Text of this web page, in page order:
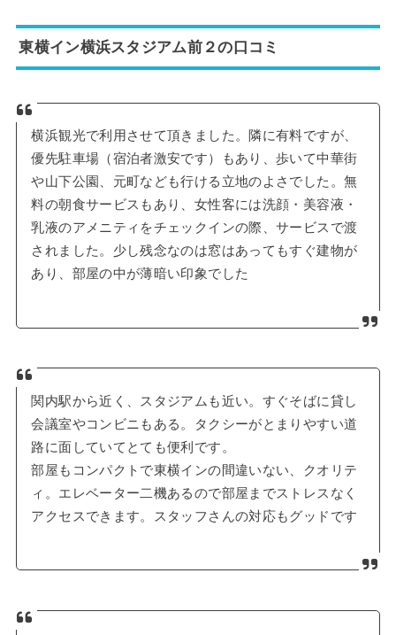
東横イン横浜スタジアム前２の口コミ
横浜観光で利用させて頂きました。隣に有料ですが、
優先駐車場（宿泊者激安です）もあり、歩いて中華街
や山下公園、元町なども行ける立地のよさでした。無
料の朝食サービスもあり、女性客には洗顔・美容液・
乳液のアメニティをチェックインの際、サービスで渡
されました。少し残念なのは窓はあってもすぐ建物が
あり、部屋の中が薄暗い印象でした
関内駅から近く、スタジアムも近い。すぐそばに貸し
会議室やコンビニもある。タクシーがとまりやすい道
路に面していてとても便利です。
部屋もコンパクトで東横インの間違いない、クオリテ
ィ。エレベーター二機あるので部屋までストレスなく
アクセスできます。スタッフさんの対応もグッドです